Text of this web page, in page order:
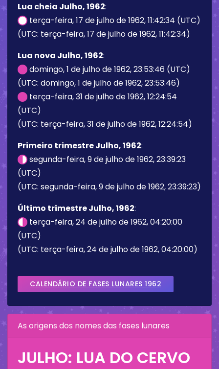
Lua cheia Julho, 1962:
terça-feira, 17 de julho de 1962, 11:42:34 (UTC)
(UTC: terça-feira, 17 de julho de 1962, 11:42:34)
Lua nova Julho, 1962:
domingo, 1 de julho de 1962, 23:53:46 (UTC)
(UTC: domingo, 1 de julho de 1962, 23:53:46)
terça-feira, 31 de julho de 1962, 12:24:54
(UTC)
(UTC: terça-feira, 31 de julho de 1962, 12:24:54)
Primeiro trimestre Julho, 1962:
segunda-feira, 9 de julho de 1962, 23:39:23
(UTC)
(UTC: segunda-feira, 9 de julho de 1962, 23:39:23)
Último trimestre Julho, 1962:
terça-feira, 24 de julho de 1962, 04:20:00
(UTC)
(UTC: terça-feira, 24 de julho de 1962, 04:20:00)
CALENDÁRIO DE FASES LUNARES 1962
As origens dos nomes das fases lunares
JULHO: LUA DO CERVO